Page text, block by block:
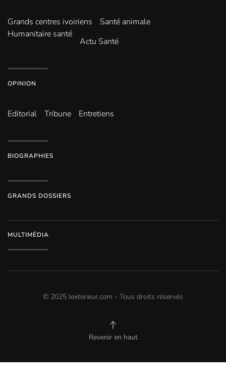
Grands centres ivoiriens
Santé animale
Humanitaire santé
Actu Santé
OPINION
Editorial Tribune Entretiens
BIOGRAPHIES
GRANDS DOSSIERS
MULTIMÉDIA
© 2025 lexterieur.com - Tous droits réservés
Revenir en haut